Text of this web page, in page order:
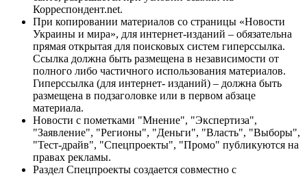
Корреспондент.net.
При копировании материалов со страницы «Новости
Украины и мира», для интернет-изданий – обязательна
прямая открытая для поисковых систем гиперссылка.
Ссылка должна быть размещена в независимости от
полного либо частичного использования материалов.
Гиперссылка (для интернет- изданий) – должна быть
размещена в подзаголовке или в первом абзаце
материала.
Новости с пометками "Мнение", "Экспертиза",
"Заявление", "Регионы", "Деньги", "Власть", "Выборы",
"Тест-драйв", "Спецпроекты", "Промо" публикуются на
правах рекламы.
Раздел Спецпроекты создается совместно с